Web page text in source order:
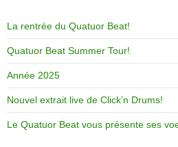
La rentrée du Quatuor Beat!
Quatuor Beat Summer Tour!
Année 2025
Nouvel extrait live de Click’n Drums!
Le Quatuor Beat vous présente ses